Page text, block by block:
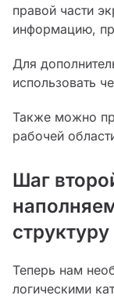
правой части
информацию,
Для
использовать
Также можно
рабочей
Шаг
Теперь нам
логическими